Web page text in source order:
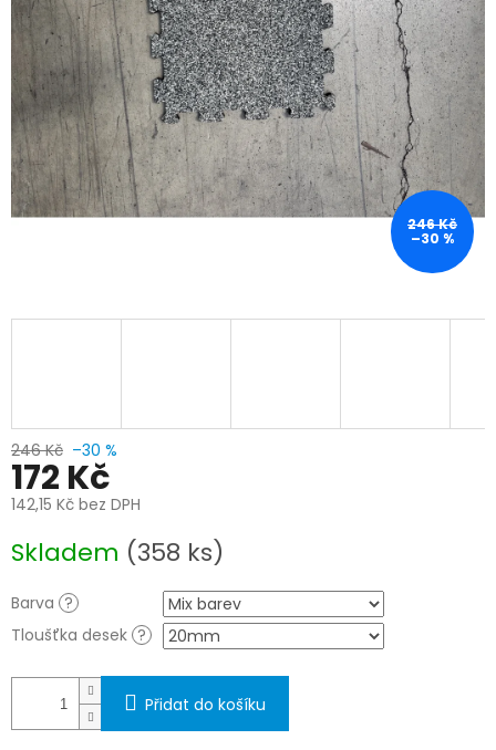
246 Kč
–30 %
246 Kč –30 %
172 Kč
142,15 Kč bez DPH
cena:
Skladem (358 ks)
Barva ?
Tloušťka desek ?
Přidat do košíku